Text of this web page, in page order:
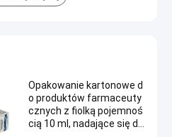
Opakowanie kartonowe d
o produktów farmaceuty
cznych z fiolką pojemnoś
cią 10 ml, nadające się do